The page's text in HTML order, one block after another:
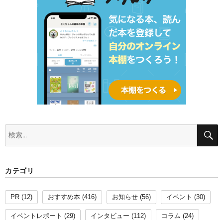
検
カテゴリ
PR (12) おすすめ本 (416) お知らせ (56) イベント (30)
イベントレポート (29) インタビュー (112) コラム (24)